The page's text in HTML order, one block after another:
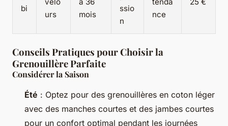
bi
urs
mois
ssio
n
nce
Conseils Pratiques pour Choisir la
Grenouillère Parfaite
Considérer la Saison
Été : Optez pour des grenouillères en coton léger
avec des manches courtes et des jambes courtes
pour un confort optimal pendant les journées